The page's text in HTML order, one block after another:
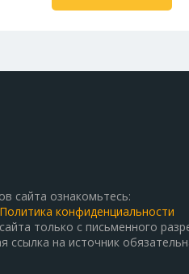
сайта ознакомьтесь:
Политика конфиденциальности
только с письменного
ссылка на источник